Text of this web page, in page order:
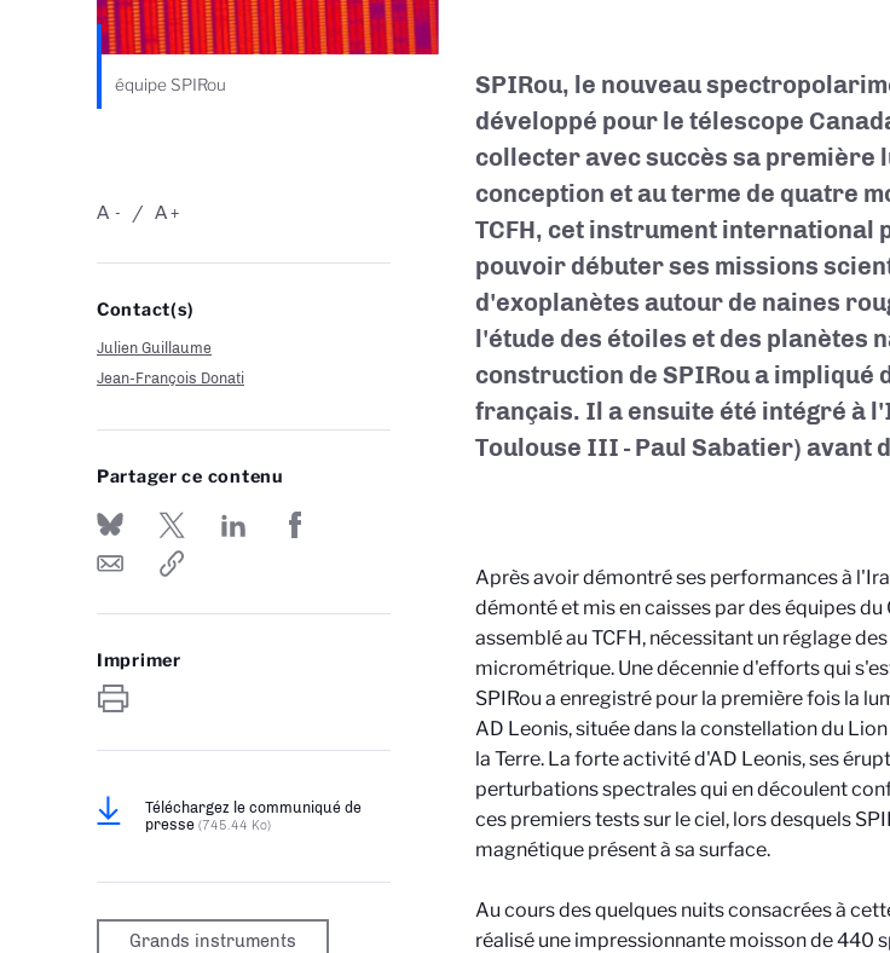
équipe SPIRou
-
A +
A
Contact(s)
Julien Guillaume
Jean-François Donati
Partager ce contenu
Imprimer
Téléchargez le communiqué de
presse (745.44 Ko)
Grands instruments
SPIRou, le nouveau
développé pour le télescope
collecter avec succès sa première
conception et au terme de quatre
TCFH, cet instrument international
pouvoir débuter ses missions
d'exoplanètes autour de naines
l'étude des étoiles et des planètes
construction de SPIRou a
français. Il a ensuite été intégré à
Toulouse III - Paul Sabatier) avant
Après avoir démontré ses performances à
démonté et mis en caisses par des équipes
assemblé au TCFH, nécessitant un réglage
micrométrique. Une décennie d'efforts qui
SPIRou a enregistré pour la première fois la
AD Leonis, située dans la constellation du
la Terre. La forte activité d'AD Leonis, ses
perturbations spectrales qui en découlent
ces premiers tests sur le ciel, lors desquels
magnétique présent à sa surface.
Au cours des quelques nuits consacrées à
réalisé une impressionnante moisson de 440